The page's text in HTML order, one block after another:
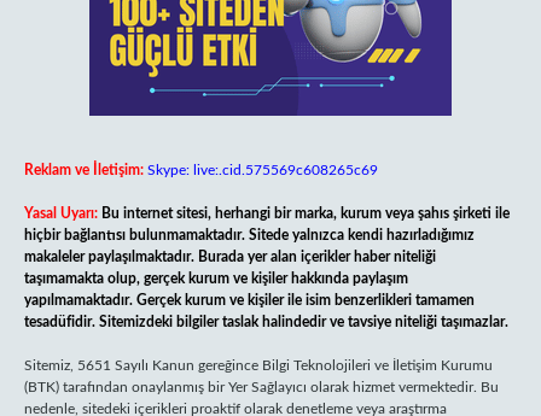
Reklam ve İletişim: Skype: live:.cid.575569c608265c69
Yasal Uyarı: Bu internet sitesi, herhangi bir marka, kurum veya şahıs şirketi ile
hiçbir bağlantısı bulunmamaktadır. Sitede yalnızca kendi hazırladığımız
makaleler paylaşılmaktadır. Burada yer alan içerikler haber niteliği
taşımamakta olup, gerçek kurum ve kişiler hakkında paylaşım
yapılmamaktadır. Gerçek kurum ve kişiler ile isim benzerlikleri tamamen
tesadüfidir. Sitemizdeki bilgiler taslak halindedir ve tavsiye niteliği taşımazlar.
Sitemiz, 5651 Sayılı Kanun gereğince Bilgi Teknolojileri ve İletişim Kurumu
(BTK) tarafından onaylanmış bir Yer Sağlayıcı olarak hizmet vermektedir. Bu
nedenle, sitedeki içerikleri proaktif olarak denetleme veya araştırma